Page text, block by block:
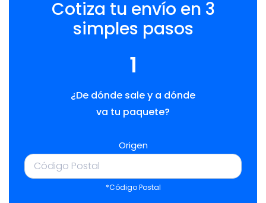
Cotiza tu envío en 3
simples pasos
1
¿De dónde sale y a dónde
va tu paquete?
Origen
*Código Postal